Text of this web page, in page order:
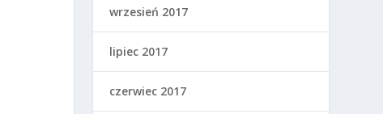
wrzesień 2017
lipiec 2017
czerwiec 2017